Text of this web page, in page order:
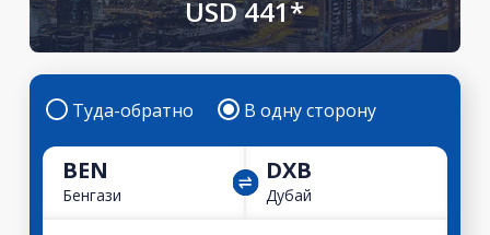
USD 441*
Туда-обратно В одну сторону
BEN
Бенгази
DXB
Дубай